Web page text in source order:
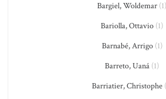
Bargiel, Woldemar (1)
Bariolla, Ottavio (1)
Barnabé, Arrigo(1)
Barreto, Uaná (1)
Barriatier, Christophe